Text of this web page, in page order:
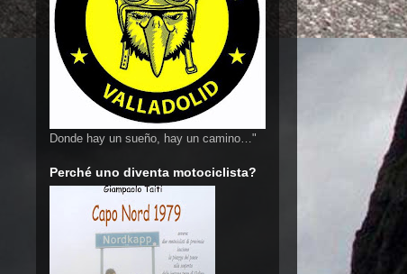
Donde hay un sueño, hay un camino…"
Perché uno diventa motociclista?